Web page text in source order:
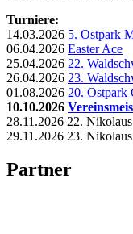
Turniere:
14.03.2026 5. Ostpark
06.04.2026 Easter Ace
25.04.2026 22.
26.04.2026 23.
01.08.2026 20. Ostpark
10.10.2026
28.11.2026 22.
29.11.2026 23.
Partner